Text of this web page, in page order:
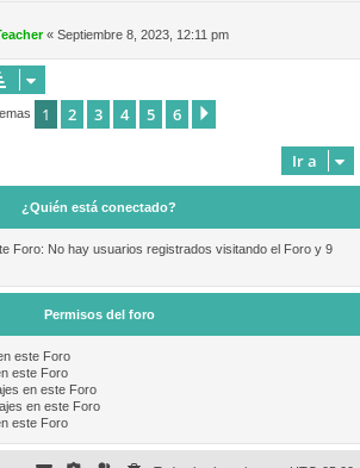
« Septiembre 8, 2023, 12:11 pm
1 2 3 4 5 6
Ir a
¿Quién está conectado?
Foro: No hay usuarios registrados visitando el Foro y 9
Permisos del foro
este Foro
este Foro
en este Foro
en este Foro
este Foro